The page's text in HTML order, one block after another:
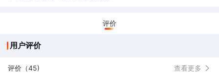
评价
用户评价
评价（45) 查看更多